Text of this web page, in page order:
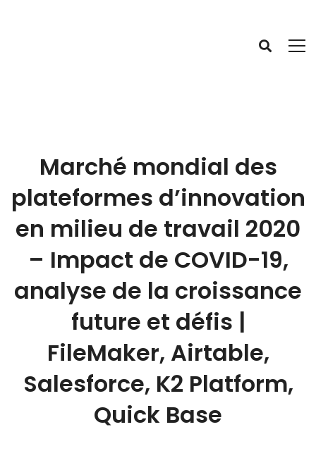
Marché mondial des
plateformes d’innovation
en milieu de travail 2020
– Impact de COVID-19,
analyse de la croissance
future et défis |
FileMaker, Airtable,
Salesforce, K2 Platform,
Quick Base